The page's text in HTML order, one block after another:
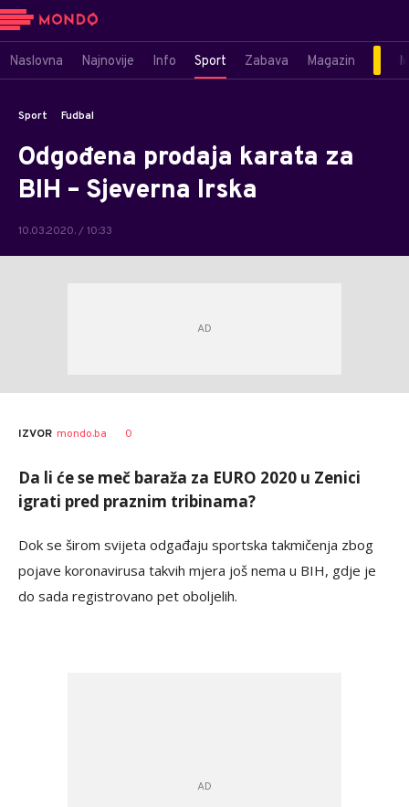
Naslovna Najnovije Info Sport Zabava Magazin
Sport Fudbal
Odgođena prodaja karata za
BIH – Sjeverna Irska
10.03.2020. / 10:33
IZVOR mondo.ba 0
Da li će se meč baraža za EURO 2020 u Zenici
igrati pred praznim tribinama?
Dok se širom svijeta odgađaju sportska takmičenja zbog
pojave koronavirusa takvih mjera još nema u BIH, gdje je
do sada registrovano pet oboljelih.